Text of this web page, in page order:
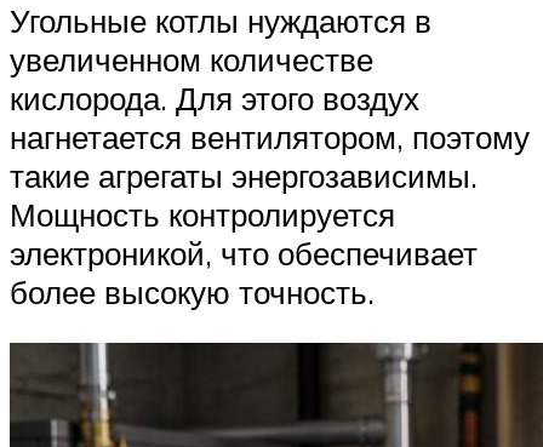
Угольные котлы нуждаются в
увеличенном количестве
кислорода. Для этого воздух
нагнетается вентилятором, поэтому
такие агрегаты энергозависимы.
Мощность контролируется
электроникой, что обеспечивает
более высокую точность.